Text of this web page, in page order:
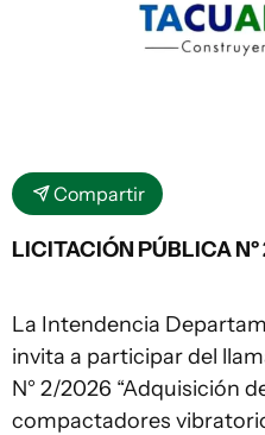
Compartir
LICITACIÓN PÚBLICA
La Intendencia
invita a participar del
N° 2/2026 “Adquisición
compactadores